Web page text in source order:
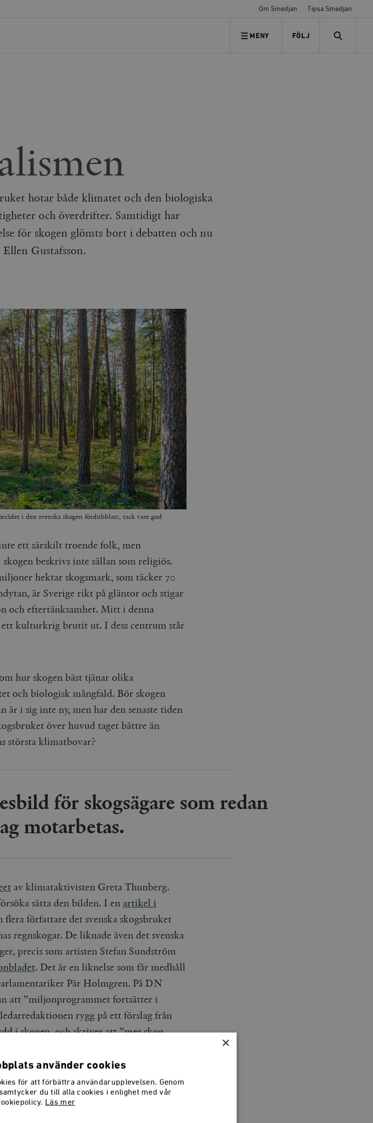
Om Smedjan Tipsa Smedjan
MENY FÖLJ
FÖLJ OSS SEARCH
hotar både klimatet och den biologiska
och överdrifter. Samtidigt har
för skogen glömts bort i debatten och nu
Gustafsson.
i den svenska skogen fördubblats, tack vare god
ett särskilt troende folk, men
beskrivs inte sällan som religiös.
hektar skogsmark, som täcker 70
är Sverige rikt på gläntor och stigar
och eftertänksamhet. Mitt i denna
kulturkrig brutit ut. I dess centrum står
hur skogen bäst tjänar olika
och biologisk mångfald. Bör skogen
är i sig inte ny, men har den senaste tiden
över huvud taget bättre än
största klimatbovar?
för skogsägare som redan
motarbetas.
av klimataktivisten Greta Thunberg.
sätta den bilden. I en artikel i
flera författare det svenska skogsbruket
regnskogar. De liknade även det svenska
precis som artisten Stefan Sundström
. Det är en liknelse som får medhåll
Pär Holmgren. På DN
att ”miljonprogrammet fortsätter i
rygg på ett förslag från
i skogen, ochskriveratt ”mer skog
×
använder cookies
för att förbättra användarupplevelsen. Genom
du till alla cookies i enlighet med vår
Läs mer